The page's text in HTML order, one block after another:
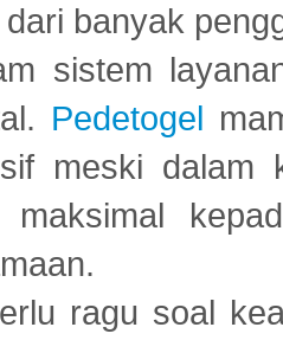
banyak
sistem
Pedetogel
meski dalam
maksimal
ragu soal